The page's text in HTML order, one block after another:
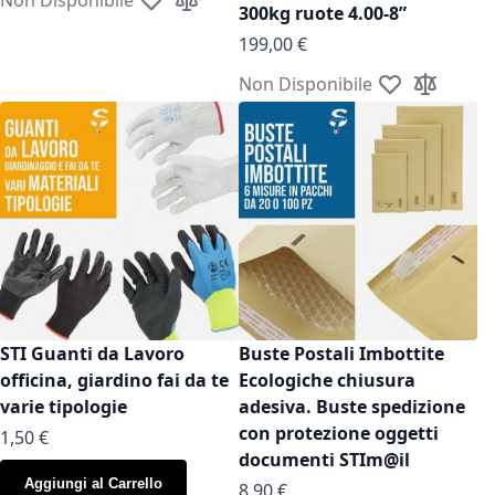
Aggiungi alla lista desideri
Aggiungi al confronto
300kg ruote 4.00-8”
199,00 €
Non Disponibile Aggiungi alla
Aggiungi
STI Guanti da Lavoro
officina, giardino fai da te
varie tipologie
As low as
1,50 €
Aggiungi al Carrello
Buste Postali Imbottite
Ecologiche chiusura
adesiva. Buste spedizione
con protezione oggetti
documenti STIm@il
As low as